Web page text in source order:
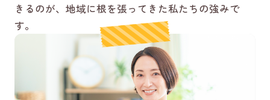
きるのが、地域に根を張ってきた私たちの強みで
す。